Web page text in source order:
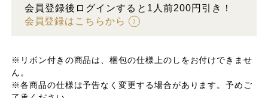
会員登録後ログインすると1人前200円引き！
会員登録はこちらから
※リボン付きの商品は、梱包の仕様上のしをお付けできませ
ん。
※各商品の仕様は予告なく変更する場合があります。予めご